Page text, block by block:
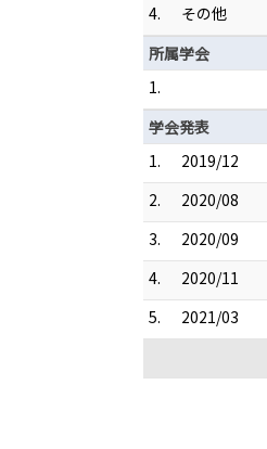
4.
その他
所属学会
1.
学会発表
1.
2019/12
2.
2020/08
3.
2020/09
4.
2020/11
5.
2021/03